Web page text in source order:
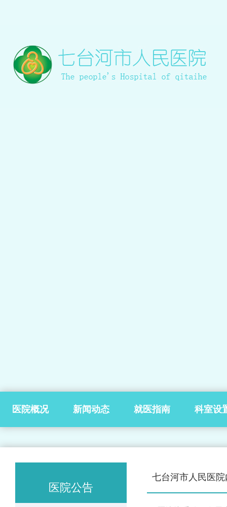
医院概况 新闻动态 就医指南 科室设
医院公告
七台河市人民医